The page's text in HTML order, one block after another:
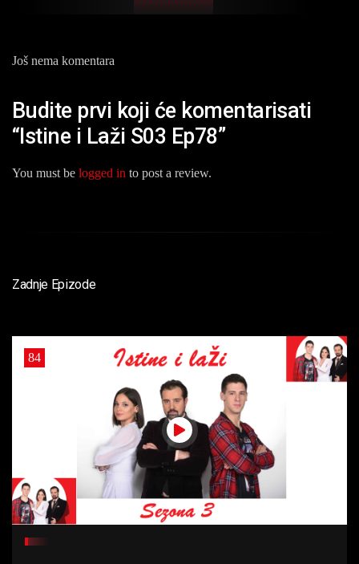
Još nema komentara
Budite prvi koji će komentarisati
“Istine i Laži S03 Ep78”
You must be logged in to post a review.
Zadnje Epizode
84